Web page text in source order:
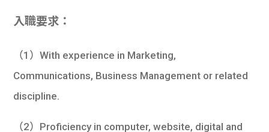
入職要求：
（1）With experience in Marketing,
Communications, Business Management or related
discipline.
（2）Proficiency in computer, website, digital and